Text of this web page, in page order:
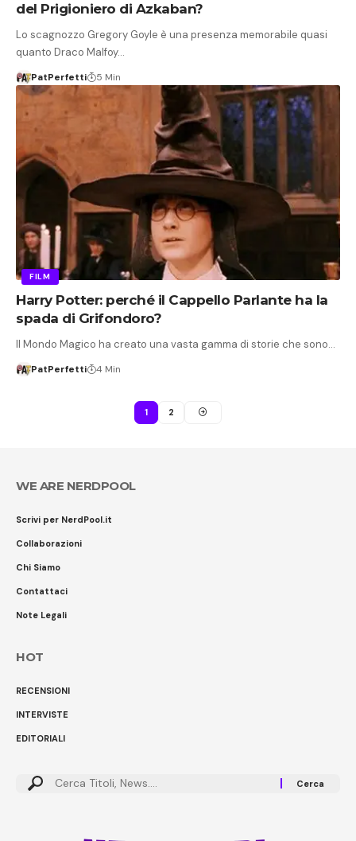
del Prigioniero di Azkaban?
Lo scagnozzo Gregory Goyle è una presenza memorabile quasi
quanto Draco Malfoy…
PatPerfetti 5 Min
FILM
Harry Potter: perché il Cappello Parlante ha la
spada di Grifondoro?
Il Mondo Magico ha creato una vasta gamma di storie che sono…
PatPerfetti 4 Min
1 2
WE ARE NERDPOOL
Scrivi per NerdPool.it
Collaborazioni
Chi Siamo
Contattaci
Note Legali
HOT
RECENSIONI
INTERVISTE
EDITORIALI
Cerca: